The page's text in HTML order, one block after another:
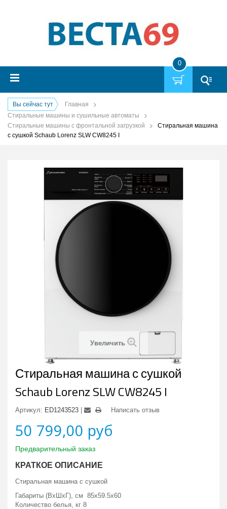
0
Вы сейчас тут
Главная
Стиральные машины и сушильные автоматы
Стиральные машины с фронтальной загрузкой
Стиральная машина
с сушкой Schaub Lorenz SLW CW8245 I
Увеличить
Стиральная машина с сушкой
Schaub Lorenz SLW CW8245 I
Артикул: ED1243523 Написать отзыв
50 799,00 руб
Предварительный заказ
КРАТКОЕ ОПИСАНИЕ
Стиральная машина с сушкой
Габариты (ВxШxГ), см 85x59.5x60
Количество белья, кг 8